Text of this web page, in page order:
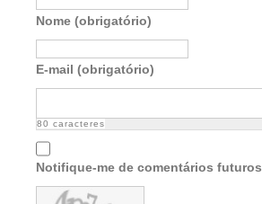
Nome (obrigatório)
E-mail (obrigatório)
80 caracteres
Notifique-me de comentários futuros